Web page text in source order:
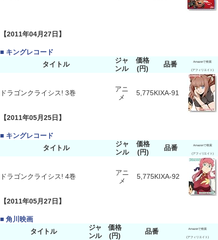
【2011年04月27日】
■ キングレコード
タイトル
ジャ
ンル
価格
(円)
品番 Amazonで検索
(アフィリエイト)
ドラゴンクライシス! 3巻
アニ
メ
5,775KIXA-91
【2011年05月25日】
■ キングレコード
タイトル
ジャ
ンル
価格
(円)
品番 Amazonで検索
(アフィリエイト)
ドラゴンクライシス! 4巻
アニ
メ
5,775KIXA-92
【2011年05月27日】
■ 角川映画
タイトル
ジャ
ンル
価格
(円)
品番 Amazonで検索
(アフィリエイト)